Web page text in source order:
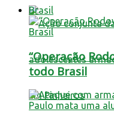
Brasil
“Operação
todo Brasil